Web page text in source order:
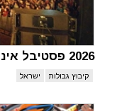
2026 פסטיבל אינדינגב
קיבוץ גבולות ישראל